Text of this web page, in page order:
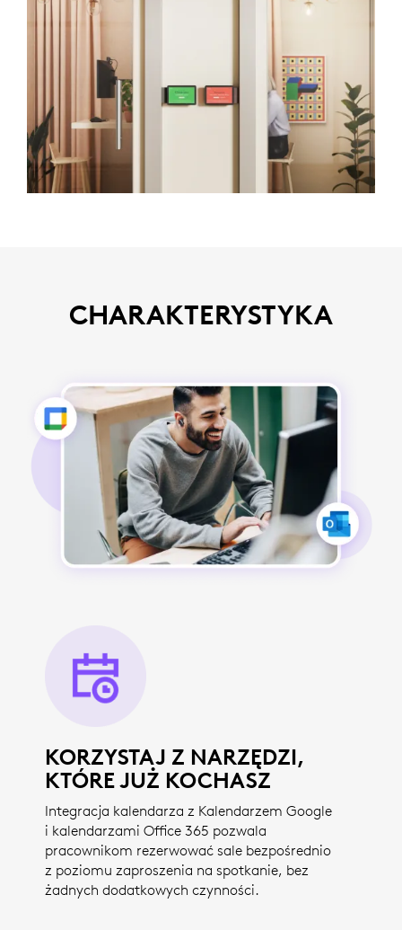
CHARAKTERYSTYKA
KORZYSTAJ Z NARZĘDZI,
KTÓRE JUŻ KOCHASZ
Integracja kalendarza z Kalendarzem Google
i kalendarzami Office 365 pozwala
pracownikom rezerwować sale bezpośrednio
z poziomu zaproszenia na spotkanie, bez
żadnych dodatkowych czynności.